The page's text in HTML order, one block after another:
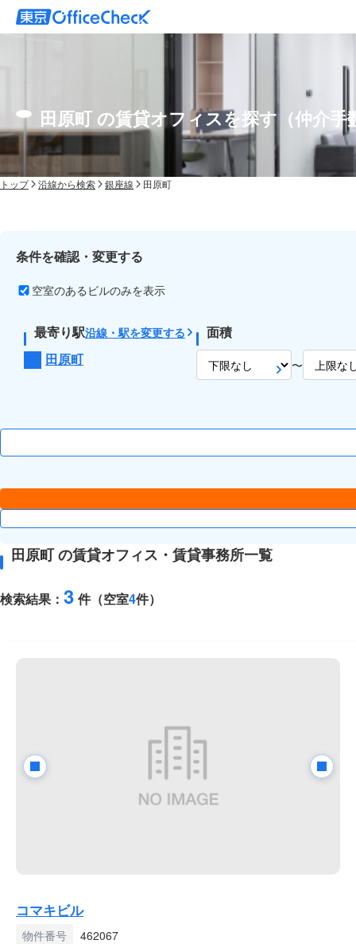
田原町 の賃貸オフィスを探す（仲介手
トップ 沿線から検索 銀座線 田原町
条件を確認・変更する
空室のあるビルのみを表示
最寄り駅沿線・駅を変更する
田原町
面積
〜
田原町 の賃貸オフィス・賃貸事務所一覧
検索結果： 3 件（空室4件）
コマキビル
物件番号
462067